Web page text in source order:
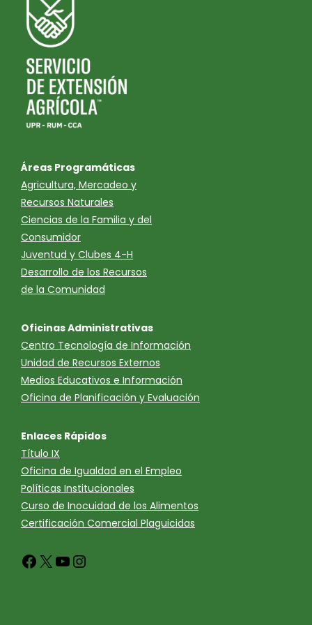
Áreas Programáticas
Agricultura, Mercadeo y
Recursos Naturales
Ciencias de la Familia y del
Consumidor
Juventud y Clubes 4-H
Desarrollo de los Recursos
de la Comunidad
Oficinas Administrativas
Centro Tecnología de Información
Unidad de Recursos Externos
Medios Educativos e Información
Oficina de Planificación y Evaluación
Enlaces Rápidos
Título IX
Oficina de Igualdad en el Empleo
Políticas Institucionales
Curso de Inocuidad de los Alimentos
Certificación Comercial Plaguicidas
Facebook
X YouTube